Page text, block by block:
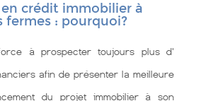
crédit immobilier à
fermes : pourquoi?
à prospecter toujours plus d'
afin de présenter la meilleure
du projet immobilier à son